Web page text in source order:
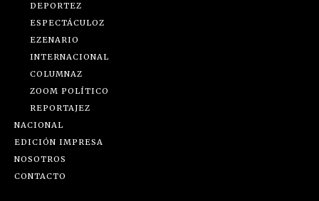
DEPORTEZ
ESPECTÁCULOZ
EZENARIO
INTERNACIONAL
COLUMNAZ
ZOOM POLÍTICO
REPORTAJEZ
NACIONAL
EDICIÓN IMPRESA
NOSOTROS
CONTACTO